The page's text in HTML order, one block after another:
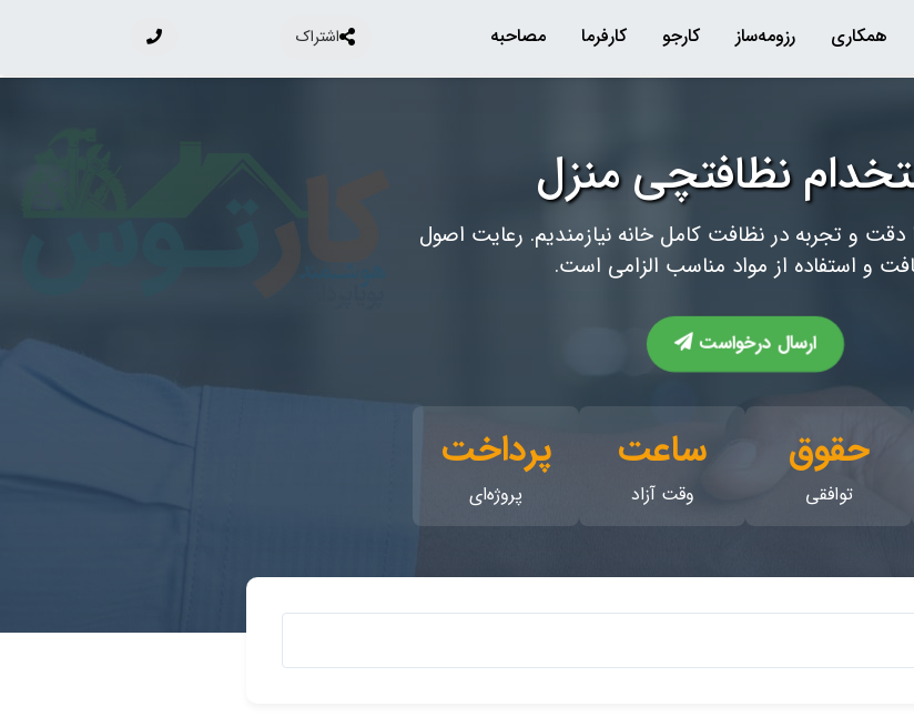
همکاری رزومه‌ساز کارجو کارفرما مصاحبه اشتراک
نظافتچی منزل
دقت و تجربه در نظافت کامل خانه نیازمندیم. رعایت اصول
و استفاده از مواد مناسب الزامی است.
ارسال درخواست
حقوق
توافقی
ساعت
وقت آزاد
پرداخت
پروژه‌ای